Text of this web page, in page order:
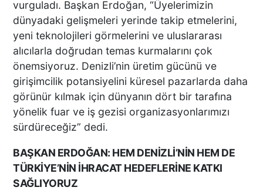
vurguladı. Başkan Erdoğan, “Üyelerimizin
dünyadaki gelişmeleri yerinde takip etmelerini,
yeni teknolojileri görmelerini ve uluslararası
alıcılarla doğrudan temas kurmalarını çok
önemsiyoruz. Denizli’nin üretim gücünü ve
girişimcilik potansiyelini küresel pazarlarda daha
görünür kılmak için dünyanın dört bir tarafına
yönelik fuar ve iş gezisi organizasyonlarımızı
sürdüreceğiz” dedi.
BAŞKAN ERDOĞAN: HEM DENİZLİ’NİN HEM DE
TÜRKİYE’NİN İHRACAT HEDEFLERİNE KATKI
SAĞLIYORUZ